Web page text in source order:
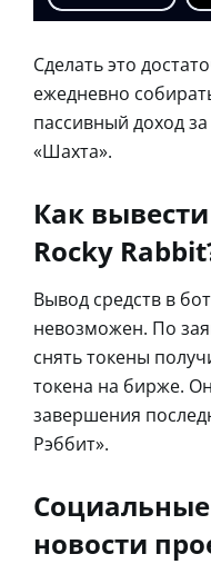
Сделать это
ежедневно
пассивный доход
«Шахта».
Как
Rocky
Вывод средств в
невозможен. По
снять токены
токена на бирже.
завершения
Рэббит».
новости